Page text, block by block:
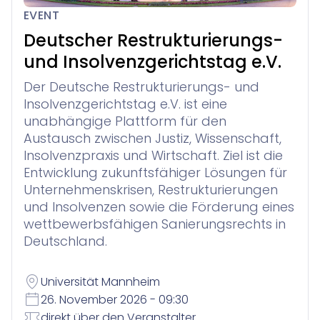
New Matter Intake
Wissensmanagement
Contract Lifecycle Management
Interessenkonfliktprüfung
Forderungsanmeldung für Gläubiger
Zeiterfassung und Abrechnung
Digitale Insolvenzverwaltung & Kommunikation
Winjur
Insolvenzverwaltung
Winsolvenz
für Insolvenzkanzleien
InsO-Up
vereinfachte Verwaltung von
GIS
Ihr digitales Gläubigerinformations­system
Rechtsabteilungen & Unternehmen
Entdecken
Veranstaltungen
Webinare
Downloads
Referenzen
Presse
Blog
Akademie
Jetzt Kontaktieren
Sie finden nicht, was Sie gerade brauchen?
Über Uns
Unternehmen
Karriere
Kontakt
Support
Lexolution
Winsolvenz
Winjur
Winmacs
EVENT
Deutscher Restrukturierungs-
und Insolvenzgerichtstag e.V.
Der Deutsche Restrukturierungs- und
Insolvenzgerichtstag e.V. ist eine
unabhängige Plattform für den
Austausch zwischen Justiz, Wissenschaft,
Insolvenzpraxis und Wirtschaft. Ziel ist die
Entwicklung zukunftsfähiger Lösungen für
Unternehmenskrisen, Restrukturierungen
und Insolvenzen sowie die Förderung eines
wettbewerbsfähigen Sanierungsrechts in
Deutschland.
Universität Mannheim
26. November 2026 - 09:30